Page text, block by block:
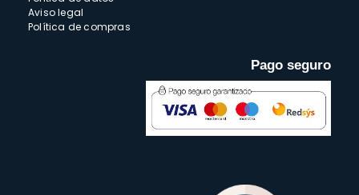
Aviso legal
Política de compras
Pago seguro